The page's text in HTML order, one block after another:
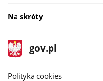
Na skróty
stopka
gov.pl
Strona
gov.pl
gov.pl
Polityka cookies